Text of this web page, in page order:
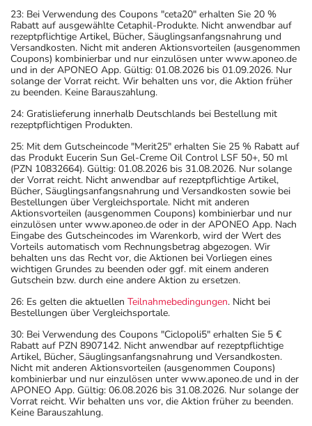
23: Bei Verwendung des Coupons "ceta20" erhalten Sie 20 %
Rabatt auf ausgewählte Cetaphil-Produkte. Nicht anwendbar auf
rezeptpflichtige Artikel, Bücher, Säuglingsanfangsnahrung und
Versandkosten. Nicht mit anderen Aktionsvorteilen (ausgenommen
Coupons) kombinierbar und nur einzulösen unter www.aponeo.de
und in der APONEO App. Gültig: 01.08.2026 bis 01.09.2026. Nur
solange der Vorrat reicht. Wir behalten uns vor, die Aktion früher
zu beenden. Keine Barauszahlung.
24: Gratislieferung innerhalb Deutschlands bei Bestellung mit
rezeptpflichtigen Produkten.
25: Mit dem Gutscheincode "Merit25" erhalten Sie 25 % Rabatt auf
das Produkt Eucerin Sun Gel-Creme Oil Control LSF 50+, 50 ml
(PZN 10832664). Gültig: 01.08.2026 bis 31.08.2026. Nur solange
der Vorrat reicht. Nicht anwendbar auf rezeptpflichtige Artikel,
Bücher, Säuglingsanfangsnahrung und Versandkosten sowie bei
Bestellungen über Vergleichsportale. Nicht mit anderen
Aktionsvorteilen (ausgenommen Coupons) kombinierbar und nur
einzulösen unter www.aponeo.de oder in der APONEO App. Nach
Eingabe des Gutscheincodes im Warenkorb, wird der Wert des
Vorteils automatisch vom Rechnungsbetrag abgezogen. Wir
behalten uns das Recht vor, die Aktionen bei Vorliegen eines
wichtigen Grundes zu beenden oder ggf. mit einem anderen
Gutschein bzw. durch eine andere Aktion zu ersetzen.
26: Es gelten die aktuellen Teilnahmebedingungen. Nicht bei
Bestellungen über Vergleichsportale.
30: Bei Verwendung des Coupons "Ciclopoli5" erhalten Sie 5 €
Rabatt auf PZN 8907142. Nicht anwendbar auf rezeptpflichtige
Artikel, Bücher, Säuglingsanfangsnahrung und Versandkosten.
Nicht mit anderen Aktionsvorteilen (ausgenommen Coupons)
kombinierbar und nur einzulösen unter www.aponeo.de und in der
APONEO App. Gültig: 06.08.2026 bis 31.08.2026. Nur solange der
Vorrat reicht. Wir behalten uns vor, die Aktion früher zu beenden.
Keine Barauszahlung.